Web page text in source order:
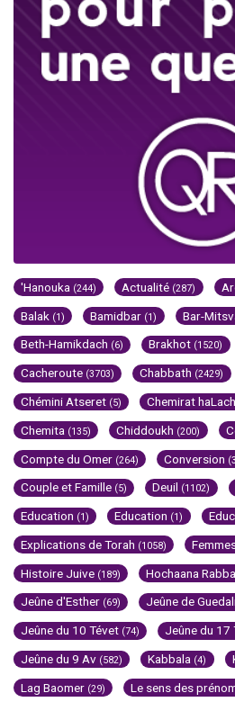
'Hanouka (244) Actualité (287)
Balak (1) Bamidbar (1) Bar-
Beth-Hamikdach (6) Brakhot (1520)
Cacheroute (3703) Chabbath (2429)
Chémini Atseret (5) Chemirat
Chemita (135) Chiddoukh (200)
Compte du Omer (264) Conversion
Couple et Famille (5) Deuil (1102)
Education (1) Education (1)
Explications de Torah (1058)
Histoire Juive (189) Hochaana Rabba
Jeûne d'Esther (69) Jeûne de
Jeûne du 10 Tévet (74) Jeûne du 17
Jeûne du 9 Av (582) Kabbala (4)
Lag Baomer (29) Le sens des